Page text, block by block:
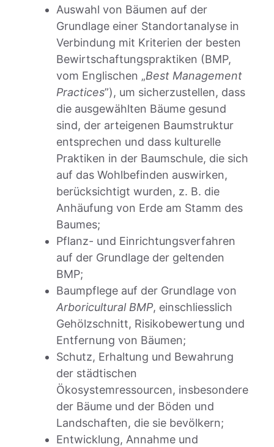
Auswahl von Bäumen auf der
Grundlage einer Standortanalyse in
Verbindung mit Kriterien der besten
Bewirtschaftungspraktiken (BMP,
vom Englischen „Best Management
Practices”), um sicherzustellen, dass
die ausgewählten Bäume gesund
sind, der arteigenen Baumstruktur
entsprechen und dass kulturelle
Praktiken in der Baumschule, die sich
auf das Wohlbefinden auswirken,
berücksichtigt wurden, z. B. die
Anhäufung von Erde am Stamm des
Baumes;
Pflanz- und Einrichtungsverfahren
auf der Grundlage der geltenden
BMP;
Baumpflege auf der Grundlage von
Arboricultural BMP, einschliesslich
Gehölzschnitt, Risikobewertung und
Entfernung von Bäumen;
Schutz, Erhaltung und Bewahrung
der städtischen
Ökosystemressourcen, insbesondere
der Bäume und der Böden und
Landschaften, die sie bevölkern;
Entwicklung, Annahme und